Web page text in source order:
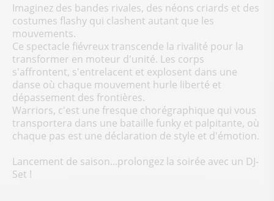
Imaginez des bandes rivales, des néons criards et des
costumes flashy qui clashent autant que les
mouvements.
Ce spectacle fiévreux transcende la rivalité pour la
transformer en moteur d'unité. Les corps
s'affrontent, s'entrelacent et explosent dans une
danse où chaque mouvement hurle liberté et
dépassement des frontières.
Warriors, c'est une fresque chorégraphique qui vous
transportera dans une bataille funky et palpitante, où
chaque pas est une déclaration de style et d'émotion.
Lancement de saison...prolongez la soirée avec un DJ-
Set !